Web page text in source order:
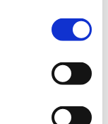
och